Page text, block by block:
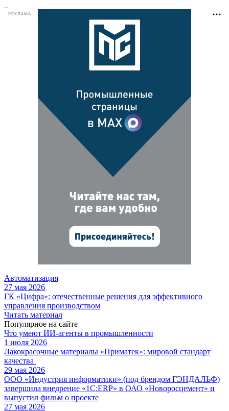
РЕКЛАМА
Автоматизация
27 мая 2026
ГК «Цифра»: отечественные решения для эффективного
управления производством
Читать материал
Популярное на сайте
Что умеют ИИ-агенты в промышленности
1 июля 2026
Лакокрасочные материалы «Приматек»: мировой стандарт
качества
29 мая 2026
ООО «Индустрия информатики» (под брендом ГЭНДАЛЬФ)
завершила внедрение «1С:ERP» в ОАО «Новоросцемент» и
выпустил фильм о проекте
27 мая 2026